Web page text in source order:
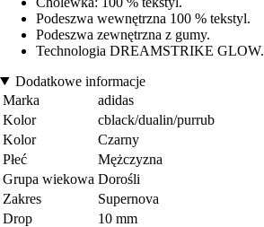
Podeszwa wewnętrzna 100 % tekstyl.
Podeszwa zewnętrzna z gumy.
Technologia DREAMSTRIKE GLOW.
Dodatkowe informacje
Marka
adidas
Kolor
cblack/dualin/purrub
Kolor
Czarny
Płeć
Mężczyzna
Grupa wiekowa Dorośli
Zakres
Supernova
Drop
10 mm